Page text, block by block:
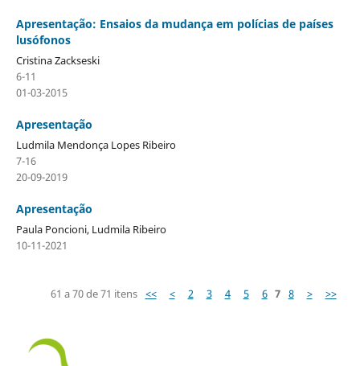
Apresentação: Ensaios da mudança em polícias de países
lusófonos
Cristina Zackseski
6-11
01-03-2015
Apresentação
Ludmila Mendonça Lopes Ribeiro
7-16
20-09-2019
Apresentação
Paula Poncioni, Ludmila Ribeiro
10-11-2021
61 a 70 de 71 itens << < 2 3 4 5 6 7 8 > >>